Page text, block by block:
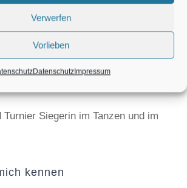
Verwerfen
Vorlieben
DatenschutzImpressum
nach der
Turnier Siegerin im Tanzen und im
kennen